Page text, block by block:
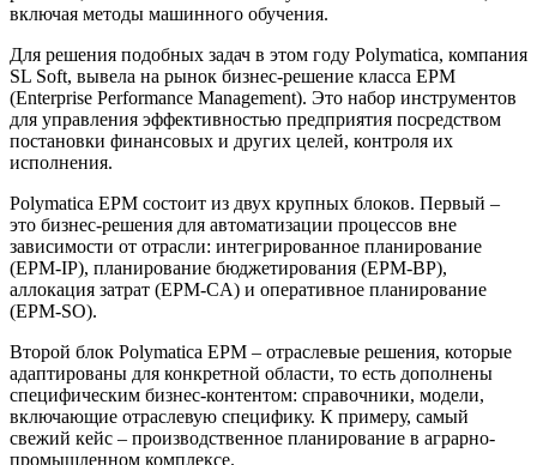
включая методы машинного обучения.
Для решения подобных задач в этом году Polymatica, компания
SL Soft, вывела на рынок бизнес-решение класса EPM
(Enterprise Performance Management). Это набор инструментов
для управления эффективностью предприятия посредством
постановки финансовых и других целей, контроля их
исполнения.
Polymatica EPM состоит из двух крупных блоков. Первый –
это бизнес-решения для автоматизации процессов вне
зависимости от отрасли: интегрированное планирование
(EPM-IP), планирование бюджетирования (EPM-BP),
аллокация затрат (EPM-CA) и оперативное планирование
(EPM-SO).
Второй блок Polymatica EPM – отраслевые решения, которые
адаптированы для конкретной области, то есть дополнены
специфическим бизнес-контентом: справочники, модели,
включающие отраслевую специфику. К примеру, самый
свежий кейс – производственное планирование в аграрно-
промышленном комплексе.